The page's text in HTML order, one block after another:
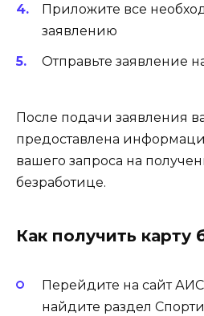
Приложите все
заявлению
Отправьте заявление
После подачи заявления
предоставлена
вашего запроса на
безработице.
Как получить карту
Перейдите на сайт
найдите раздел